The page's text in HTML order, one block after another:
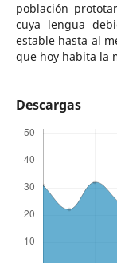
población
cuya lengua
estable hasta al
que hoy habita la
Descargas